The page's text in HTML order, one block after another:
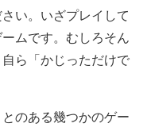
い。いざプレイして
ムです。むしろそん
ら「かじっただけで
のある幾つかのゲー